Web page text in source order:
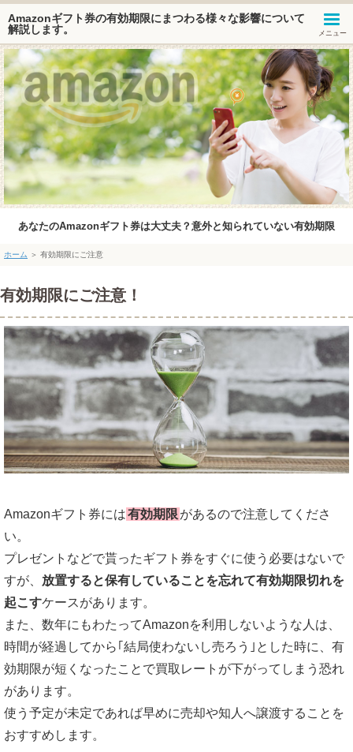
Amazonギフト券の有効期限にまつわる様々な影響について
解説します。
メニュー
あなたのAmazonギフト券は大丈夫？意外と知られていない有効期限
ホーム ＞ 有効期限にご注意
有効期限にご注意！
Amazonギフト券には有効期限 があるので注意してくださ
い。
プレゼントなどで貰ったギフト券をすぐに使う必要はないで
すが、 放置すると保有していることを忘れて有効期限切れを
起こすケースがあります。
また、数年にもわたってAmazonを利用しないような人は、
時間が経過してから｢結局使わないし売ろう｣とした時に、有
効期限が短くなったことで買取レートが下がってしまう恐れ
があります。
使う予定が未定であれば早めに売却や知人へ譲渡することを
おすすめします。